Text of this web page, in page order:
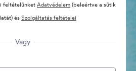
feltételünketAdatvédelem(beleértve a sütik
ésSzolgáltatás feltételei
Vagy